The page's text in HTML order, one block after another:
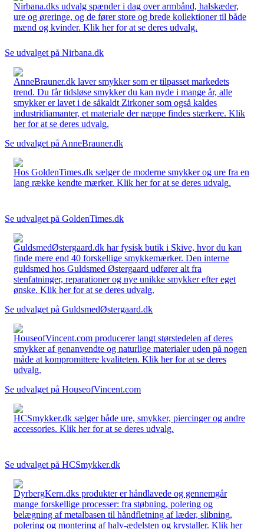
Nirbana.dks udvalg spænder i dag over armbånd, halskæder,
ure og øreringe, og de fører store og brede kollektioner til både
mænd og kvinder. Klik her for at se deres udvalg.
Se udvalget på Nirbana.dk
AnneBrauner.dk laver smykker som er tilpasset markedets
trend. Du får tidsløse smykker du kan nyde i mange år, alle
smykker er lavet i de såkaldt Zirkoner som også kaldes
industridiamanter, et materiale der næppe findes stærkere. Klik
her for at se deres udvalg.
Se udvalget på AnneBrauner.dk
Hos GoldenTimes.dk sælger de moderne smykker og ure fra en
lang række kendte mærker. Klik her for at se deres udvalg.
Se udvalget på GoldenTimes.dk
GuldsmedØstergaard.dk har fysisk butik i Skive, hvor du kan
finde mere end 40 forskellige smykkemærker. Den interne
guldsmed hos Guldsmed Østergaard udfører alt fra
stenfatninger, reparationer og nye unikke smykker efter eget
ønske. Klik her for at se deres udvalg.
Se udvalget på GuldsmedØstergaard.dk
HouseofVincent.com producerer langt størstedelen af deres
smykker af genanvendte og naturlige materialer uden på nogen
måde at kompromittere kvaliteten. Klik her for at se deres
udvalg.
Se udvalget på HouseofVincent.com
HCSmykker.dk sælger både ure, smykker, piercinger og andre
accessories. Klik her for at se deres udvalg.
Se udvalget på HCSmykker.dk
DyrbergKern.dks produkter er håndlavede og gennemgår
mange forskellige processer: fra støbning, polering og
belægning af metalbasen til håndfletning af læder, slibning,
polering og montering af halv-ædelsten og krystaller. Klik her